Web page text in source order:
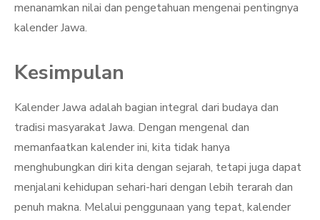
menanamkan nilai dan pengetahuan mengenai pentingnya
kalender Jawa.
Kesimpulan
Kalender Jawa adalah bagian integral dari budaya dan
tradisi masyarakat Jawa. Dengan mengenal dan
memanfaatkan kalender ini, kita tidak hanya
menghubungkan diri kita dengan sejarah, tetapi juga dapat
menjalani kehidupan sehari-hari dengan lebih terarah dan
penuh makna. Melalui penggunaan yang tepat, kalender